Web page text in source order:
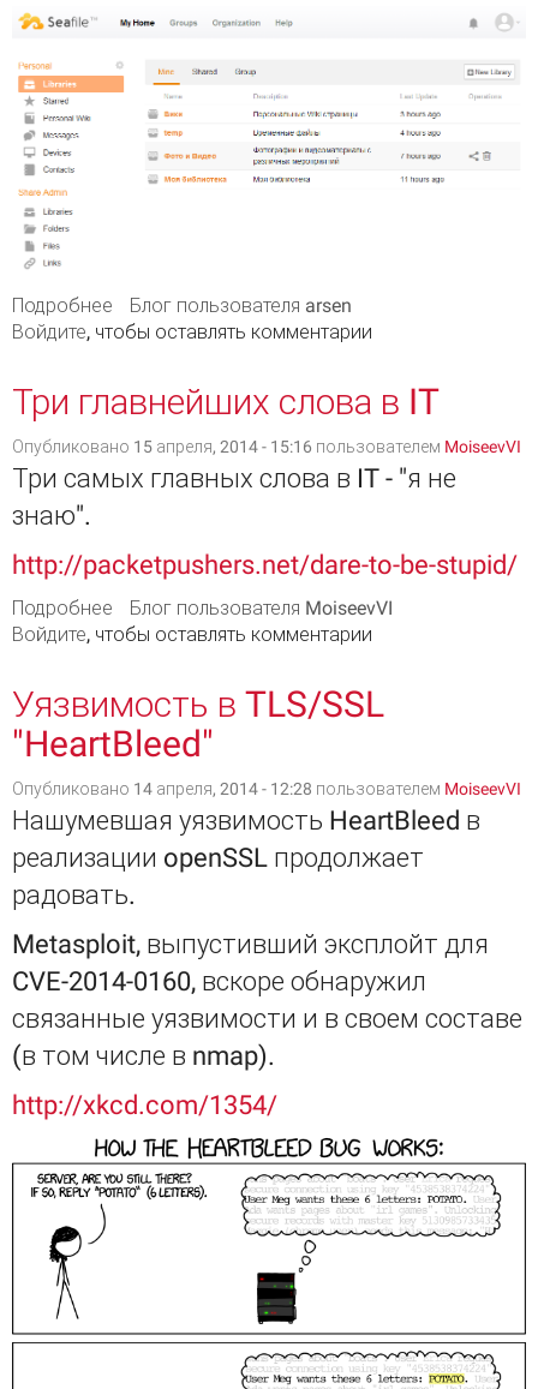
Подробнее о Запуск локального dropbox-подобного
хранилища
Блог пользователя arsen
Войдите, чтобы оставлять комментарии
Три главнейших слова в IT
Опубликовано 15 апреля, 2014 - 15:16 пользователем MoiseevVI
Три самых главных слова в IT - "я не
знаю".
http://packetpushers.net/dare-to-be-stupid/
Подробнее о Три главнейших слова в IT
Блог пользователя MoiseevVI
Войдите, чтобы оставлять комментарии
Уязвимость в TLS/SSL
"HeartBleed"
Опубликовано 14 апреля, 2014 - 12:28 пользователем MoiseevVI
Нашумевшая уязвимость HeartBleed в
реализации openSSL продолжает
радовать.
Metasploit, выпустивший эксплойт для
CVE-2014-0160, вскоре обнаружил
связанные уязвимости и в своем составе
(в том числе в nmap).
http://xkcd.com/1354/